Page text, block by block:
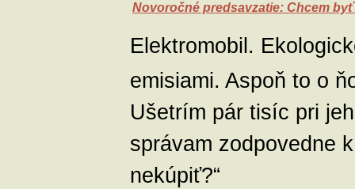
Novoročné predsavzatie: Chcem
Elektromobil.
emisiami. Aspoň to o
Ušetrím pár tisíc pri
správam zodpovedne
nekúpiť?“